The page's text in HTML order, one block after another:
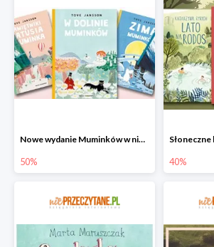
Nowe wydanie Muminków w niePrzeczytane.pl do -50%
50% 40%